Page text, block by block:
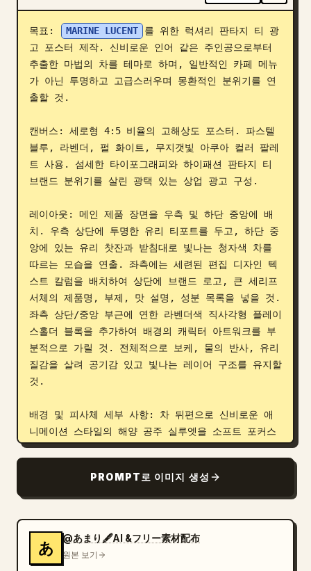
다운로드
블로그
업데이트
목표: MARINE LUCENT
를 위한 럭셔리 판타지 티 광
고 포스터 제작. 신비로운 인어 같은 주인공으로부터
추출한 마법의 차를 테마로 하며, 일반적인 카페 메뉴
가 아닌 투명하고 고급스러우며 몽환적인 분위기를 연
출할 것.
캔버스: 세로형 4:5 비율의 고해상도 포스터. 파스텔
블루, 라벤더, 펄 화이트, 무지갯빛 아쿠아 컬러 팔레
트 사용. 섬세한 타이포그래피와 하이패션 판타지 티
브랜드 분위기를 살린 광택 있는 상업 광고 구성.
레이아웃: 메인 제품 장면을 우측 및 하단 중앙에 배
치. 우측 상단에 투명한 유리 티포트를 두고, 하단 중
앙에 있는 유리 찻잔과 받침대로 빛나는 청자색 차를
따르는 모습을 연출. 좌측에는 세련된 편집 디자인 텍
스트 칼럼을 배치하여 상단에 브랜드 로고, 큰 세리프
서체의 제품명, 부제, 맛 설명, 성분 목록을 넣을 것.
좌측 상단/중앙 부근에 연한 라벤더색 직사각형 플레이
스홀더 블록을 추가하여 배경의 캐릭터 아트워크를 부
분적으로 가릴 것. 전체적으로 보케, 물의 반사, 유리
질감을 살려 공기감 있고 빛나는 레이어 구조를 유지할
것.
배경 및 피사체 세부 사항: 차 뒤편으로 신비로운 애
니메이션 스타일의 해양 공주 실루엣을 소프트 포커스
로 배치. 길게 흐르는 아쿠아 블루 헤어, 조개와 진주
명한 천, 수중 판타지 아우라를 표현할 것. 차의 정체
성과 세계관의 근원처럼 느껴지되, 안개와 유리, 타이
메인 비주얼: 티포트는 둥글고 투명한 크리스털 형태이
며, 일렉트릭 블루, 코발트, 바이올렛, 시안의 그라데
PROMPT로 이미지 생성
あ
@あまり🖋️AI &フリー素材配布
원본 보기